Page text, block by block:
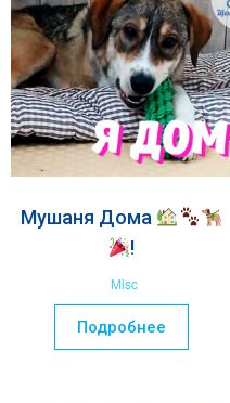
Мушаня Дома
!
Misc
Подробнее